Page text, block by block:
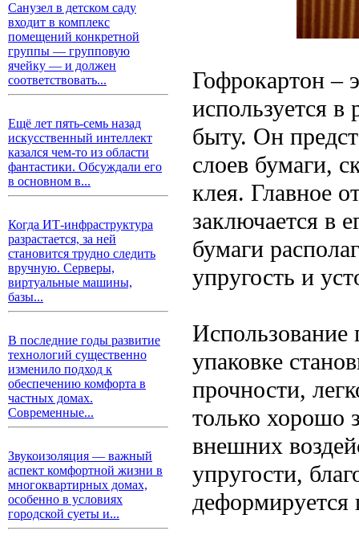
Санузел в детском саду
входит в комплекс
помещений конкретной
группы — групповую
ячейку — и должен
соответствовать...
Ещё лет пять-семь назад
искусственный интеллект
казался чем-то из области
фантастики. Обсуждали его
в основном в...
Когда ИТ-инфраструктура
разрастается, за ней
становится трудно следить
вручную. Серверы,
виртуальные машины,
базы...
В последние годы развитие
технологий существенно
изменило подход к
обеспечению комфорта в
частных домах.
Современные...
Звукоизоляция — важный
аспект комфортной жизни в
многоквартирных домах,
особенно в условиях
городской суеты и...
Гофрокартон –
используется
быту. Он
слоев бумаги,
клея. Главное
заключается в
бумаги
упругость и
упаковке
прочности,
только хорошо
внешних
упругости,
деформируется